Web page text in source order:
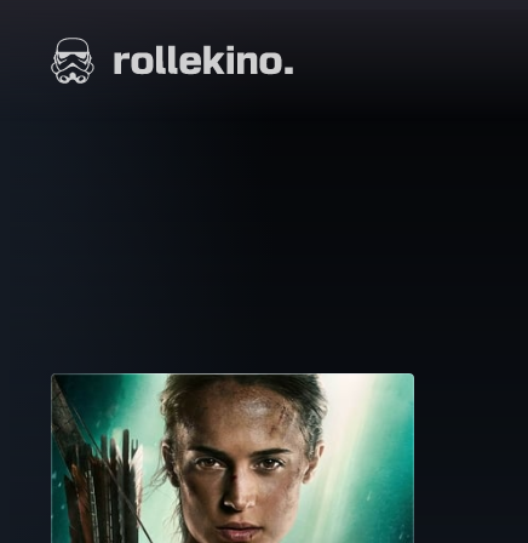
suoraan
sisältöön
Elokuvat ja elokuva-arviot | Rollekino.fi